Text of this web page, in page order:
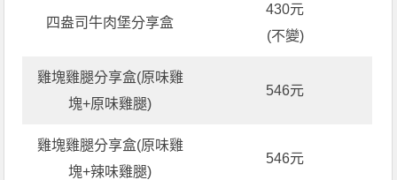
四盎司牛肉堡分享盒
430元
(不變)
雞塊雞腿分享盒(原味雞
塊+原味雞腿)
546元
雞塊雞腿分享盒(原味雞
塊+辣味雞腿)
546元